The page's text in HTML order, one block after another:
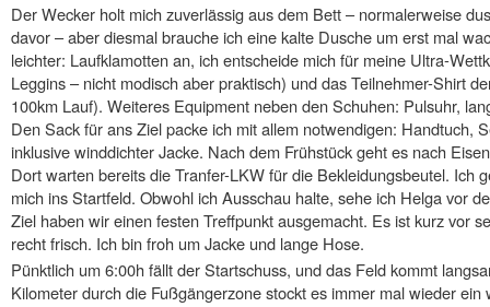
Der Wecker holt mich zuverlässig aus dem Bett – normalerweise
davor – aber diesmal brauche ich eine kalte Dusche um erst mal
leichter: Laufklamotten an, ich entscheide mich für meine Ultra-
Leggins – nicht modisch aber praktisch) und das Teilnehmer-Shirt
100km Lauf). Weiteres Equipment neben den Schuhen: Pulsuhr,
Den Sack für ans Ziel packe ich mit allem notwendigen: Handtuch,
inklusive winddichter Jacke. Nach dem Frühstück geht es nach
Dort warten bereits die Tranfer-LKW für die Bekleidungsbeutel. Ich
mich ins Startfeld. Obwohl ich Ausschau halte, sehe ich Helga vor
Ziel haben wir einen festen Treffpunkt ausgemacht. Es ist kurz vor
recht frisch. Ich bin froh um Jacke und lange Hose.
Pünktlich um 6:00h fällt der Startschuss, und das Feld kommt
Kilometer durch die Fußgängerzone stockt es immer mal wieder